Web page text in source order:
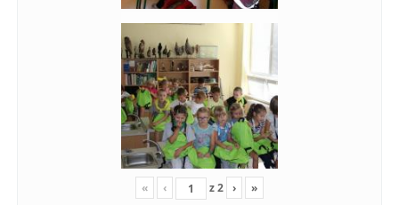
« ‹ z2 › »